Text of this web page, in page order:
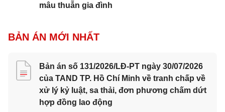
mâu thuẫn gia đình
BẢN ÁN MỚI NHẤT
Bản án số 131/2026/LĐ-PT ngày 30/07/2026
của TAND TP. Hồ Chí Minh về tranh chấp về
xử lý kỷ luật, sa thải, đơn phương chấm dứt
hợp đồng lao động